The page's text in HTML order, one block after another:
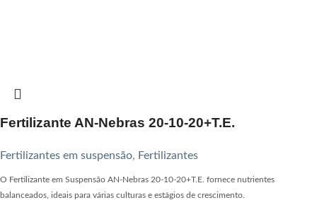
Fertilizante AN-Nebras 20-10-20+T.E.
Fertilizantes em suspensão, Fertilizantes
O Fertilizante em Suspensão AN-Nebras 20-10-20+T.E. fornece nutrientes
balanceados, ideais para várias culturas e estágios de crescimento.